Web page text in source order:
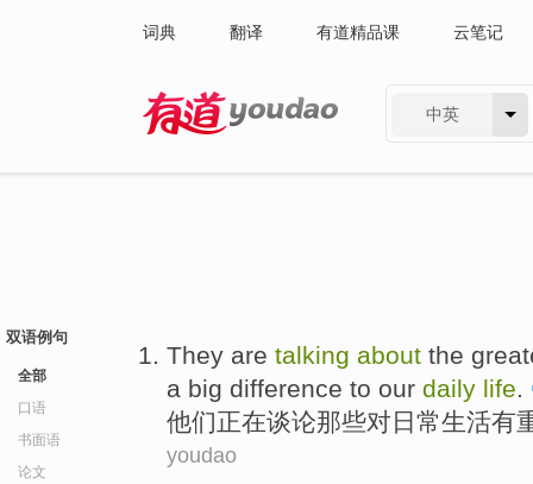
词典 翻译 有道精品课 云笔记
中英
双语例句
全部
口语
书面语
论文
They are talking about the
a big difference to our daily life.
他们正在谈论那些对日常生活有
youdao